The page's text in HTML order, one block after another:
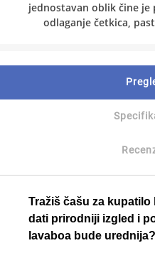
jednostavan oblik čine
odlaganje četkica,
Tražiš čašu za
dati prirodniji izgled i
lavaboa bude urednija?